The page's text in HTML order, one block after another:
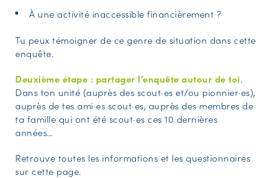
À une activité inaccessible financièrement ?
Tu peux témoigner de ce genre de situation dans cette
enquête.
Deuxième étape : partager l’enquête autour de toi.
Dans ton unité (auprès des scout·es et/ou pionnier·es),
auprès de tes ami·es scout·es, auprès des membres de
ta famille qui ont été scout·es ces 10 dernières
années…
Retrouve toutes les informations et les questionnaires
sur cette page.